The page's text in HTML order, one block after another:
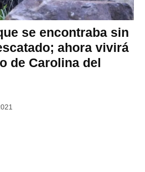
se encontraba sin
ahora vivirá
de Carolina del